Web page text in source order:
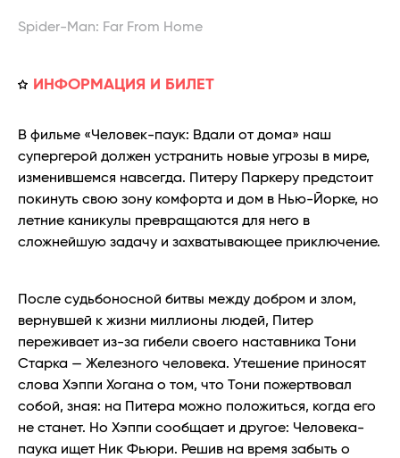
Spider-Man: Far From Home
ИНФОРМАЦИЯ И БИЛЕТ
В фильме «Человек-паук: Вдали от дома» наш
супергерой должен устранить новые угрозы в мире,
изменившемся навсегда. Питеру Паркеру предстоит
покинуть свою зону комфорта и дом в Нью-Йорке, но
летние каникулы превращаются для него в
сложнейшую задачу и захватывающее приключение.
После судьбоносной битвы между добром и злом,
вернувшей к жизни миллионы людей, Питер
переживает из-за гибели своего наставника Тони
Старка — Железного человека. Утешение приносят
слова Хэппи Хогана о том, что Тони пожертвовал
собой, зная: на Питера можно положиться, когда его
не станет. Но Хэппи сообщает и другое: Человека-
паука ищет Ник Фьюри. Решив на время забыть о